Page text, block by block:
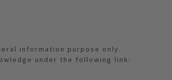
information purpose only.
under the following link: